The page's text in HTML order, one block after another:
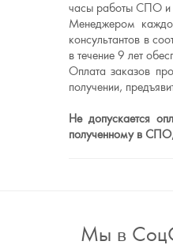
часы работы СПО и
Менеджером
консультантов в
в течение 9 лет
Оплата заказов
получении,
Не допускается
полученному в
Мы в